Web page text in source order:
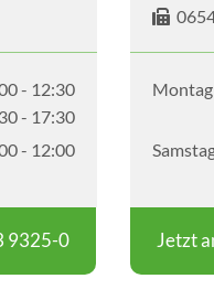
- 12:30
- 17:30
- 12:00
9325-0

Jetzt